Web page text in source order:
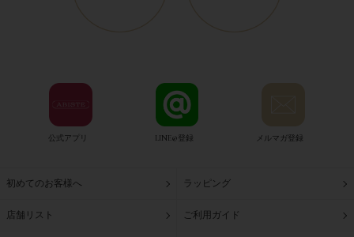
公式アプリ LINE@登録 メルマガ登録
初めてのお客様へ ラッピング
店舗リスト ご利用ガイド